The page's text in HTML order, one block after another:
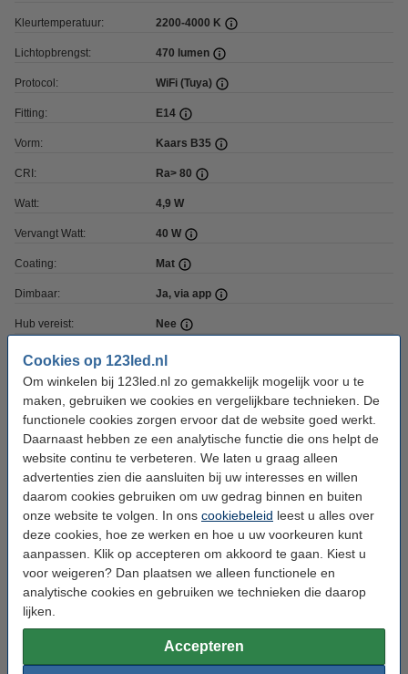
Cookies op 123led.nl
Om winkelen bij 123led.nl zo gemakkelijk mogelijk voor u te
maken, gebruiken we cookies en vergelijkbare technieken. De
functionele cookies zorgen ervoor dat de website goed werkt.
Daarnaast hebben ze een analytische functie die ons helpt de
website continu te verbeteren. We laten u graag alleen
advertenties zien die aansluiten bij uw interesses en willen
daarom cookies gebruiken om uw gedrag binnen en buiten
onze website te volgen. In ons cookiebeleid leest u alles over
deze cookies, hoe ze werken en hoe u uw voorkeuren kunt
aanpassen. Klik op accepteren om akkoord te gaan. Kiest u
voor weigeren? Dan plaatsen we alleen functionele en
analytische cookies en gebruiken we technieken die daarop
lijken.
Accepteren
Kleurtemperatuur: 2200-4000 K
Lichtopbrengst: 470 lumen
Protocol: WiFi (Tuya)
Fitting: E14
Vorm: Kaars B35
CRI: Ra> 80
Watt: 4,9 W
Vervangt Watt: 40 W
Coating: Mat
Dimbaar: Ja, via app
Hub vereist: Nee
Voltage: 220-240 V
Ingangsfrequentie: 50-60Hz
Afmetingen: 65 x 65 x 125 mm (lxbxh)
Diameter: Ø 37,5 mm
Branduren: 15.000 uur
Aantal: 1
Energielabel: F
Oud voor nieuw: uw oude apparaat
🕹️ Bedienen & Automatiseren:
Nedis Smart afstandsbediening | 4 knoppen |
Wi-Fi | Zwart